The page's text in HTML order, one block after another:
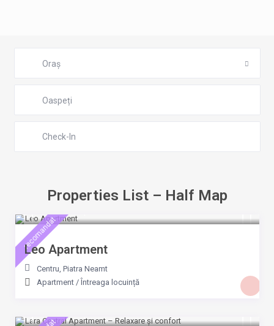
Oraș
Oaspeți
Properties List – Half Map
recomandat
Leo Apartment
Centru, Piatra Neamt
Apartment/ Întreaga locuință